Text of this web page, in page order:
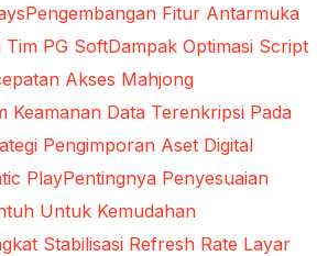
Pengembangan Fitur Antarmuka
Tim PG SoftDampak Optimasi Script
Akses Mahjong
Keamanan Data Terenkripsi Pada
Pengimporan Aset Digital
PlayPentingnya Penyesuaian
Untuk Kemudahan
Stabilisasi Refresh Rate Layar